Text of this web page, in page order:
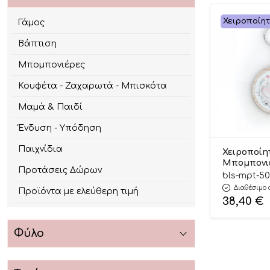
Γάμος
Βάπτιση
Μπομπονιέρες
Κουφέτα - Ζαχαρωτά - Μπισκότα
Μαμά & Παιδί
Ένδυση - Υπόδηση
Παιχνίδια
Προτάσεις Δώρων
Προϊόντα με ελεύθερη τιμή
Φύλο
Βάπτισης
Μπρελόκ
για Αγόρι
(Υ:11cm
bls-mpt-
Διαθέσιμο
38,40 €